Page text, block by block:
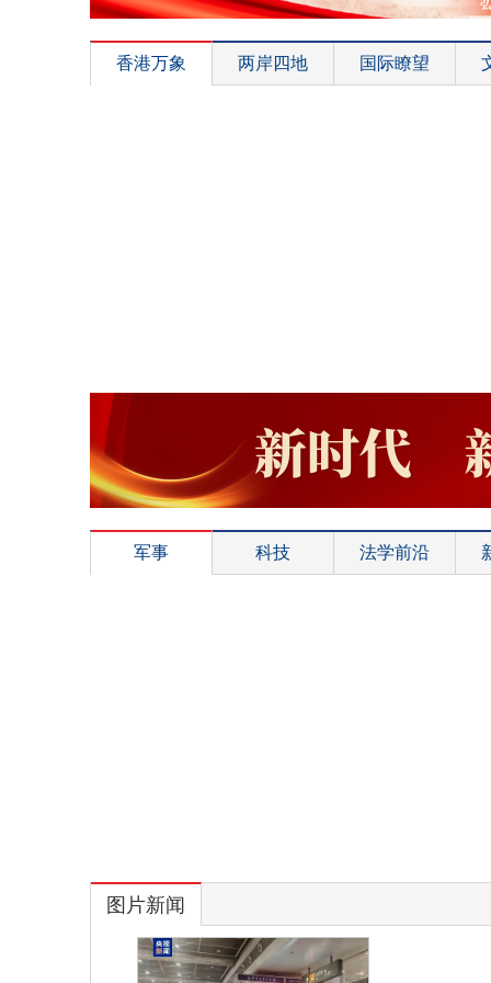
香港万象 两岸四地 国际瞭望
军事 科技 法学前沿
图片新闻